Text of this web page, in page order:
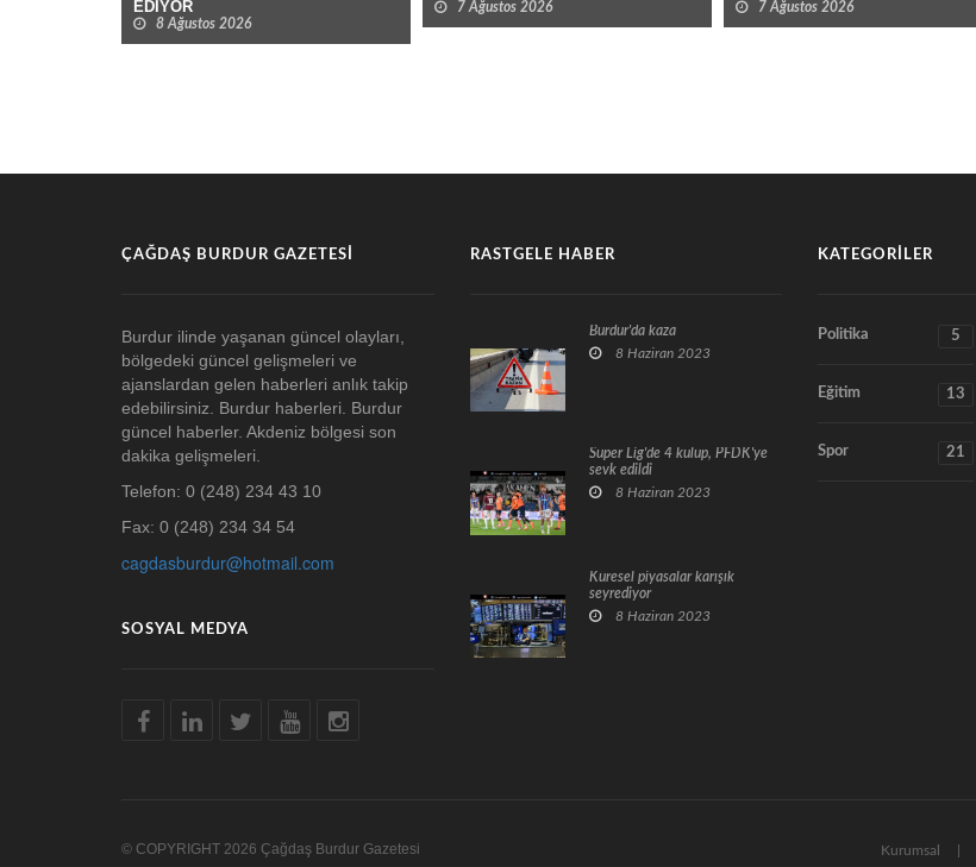
EDİYOR
8 Ağustos 2026
7 Ağustos 2026 7 Ağustos 2026
ÇAĞDAŞ BURDUR GAZETESI
Burdur ilinde yaşanan güncel olayları,
bölgedeki güncel gelişmeleri ve
ajanslardan gelen haberleri anlık takip
edebilirsiniz. Burdur haberleri. Burdur
güncel haberler. Akdeniz bölgesi son
dakika gelişmeleri.
Telefon: 0 (248) 234 43 10
Fax: 0 (248) 234 34 54
cagdasburdur@hotmail.com
SOSYAL MEDYA
RASTGELE HABER
Burdur'da kaza
8 Haziran 2023
Süper Lig'de 4 kulüp, PFDK'ye
sevk edildi
8 Haziran 2023
Küresel piyasalar karışık
seyrediyor
8 Haziran 2023
KATEGORILER
Politika 5
Eğitim 13
Spor 21
© COPYRIGHT 2026 Çağdaş Burdur Gazetesi Kurumsal